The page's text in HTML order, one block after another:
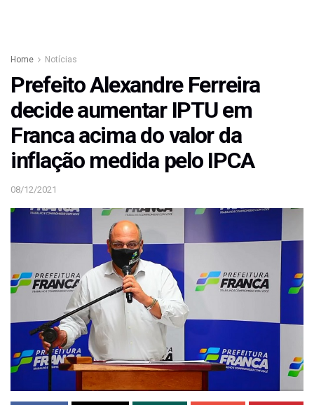
Home Notícias
Prefeito Alexandre Ferreira
decide aumentar IPTU em
Franca acima do valor da
inflação medida pelo IPCA
08/12/2021